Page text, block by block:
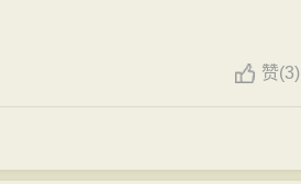
赞(3)